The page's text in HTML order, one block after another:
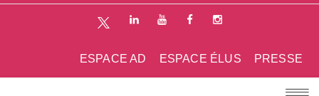
PRESSE
ESPACE ÉLUS
ESPACE AD